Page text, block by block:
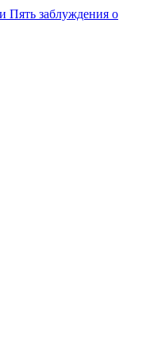
Пять заблуждения о